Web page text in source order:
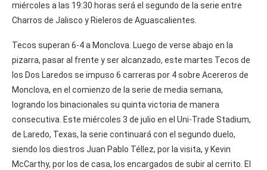
miércoles a las 19:30 horas será el segundo de la serie entre
Charros de Jalisco y Rieleros de Aguascalientes.
Tecos superan 6-4 a Monclova. Luego de verse abajo en la
pizarra, pasar al frente y ser alcanzado, este martes Tecos de
los Dos Laredos se impuso 6 carreras por 4 sobre Acereros de
Monclova, en el comienzo de la serie de media semana,
logrando los binacionales su quinta victoria de manera
consecutiva. Este miércoles 3 de julio en el Uni-Trade Stadium,
de Laredo, Texas, la serie continuará con el segundo duelo,
siendo los diestros Juan Pablo Téllez, por la visita, y Kevin
McCarthy, por los de casa, los encargados de subir al cerrito. El